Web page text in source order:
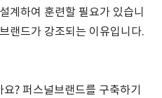
계하여 훈련할 필요가 있습니
랜드가 강조되는 이유입니다.
? 퍼스널브랜드를 구축하기